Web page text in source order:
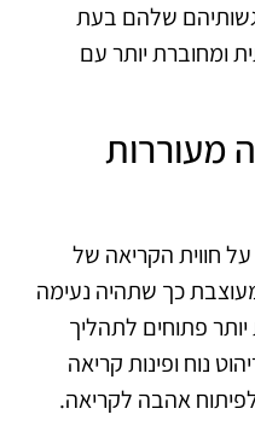
שלהם בעת
ומחוברת יותר עם
מעוררות
חווית הקריאה של
כך שתהיה נעימה
יותר פתוחים לתהליך
נוח ופינות קריאה
לפיתוח אהבה לקריאה.